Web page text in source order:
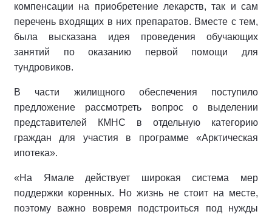
компенсации на приобретение лекарств, так и сам
перечень входящих в них препаратов. Вместе с тем,
была высказана идея проведения обучающих
занятий по оказанию первой помощи для
тундровиков.
В части жилищного обеспечения поступило
предложение рассмотреть вопрос о выделении
представителей КМНС в отдельную категорию
граждан для участия в программе «Арктическая
ипотека».
«На Ямале действует широкая система мер
поддержки коренных. Но жизнь не стоит на месте,
поэтому важно вовремя подстроиться под нужды